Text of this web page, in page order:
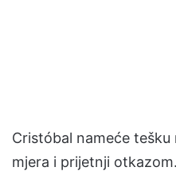
Cristóbal nameće
mjera i prijetnji